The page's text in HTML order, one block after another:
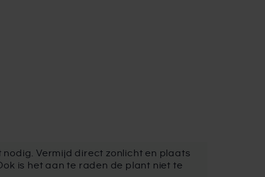
Vermijd direct zonlicht en plaats
is het aan te raden de plant niet te